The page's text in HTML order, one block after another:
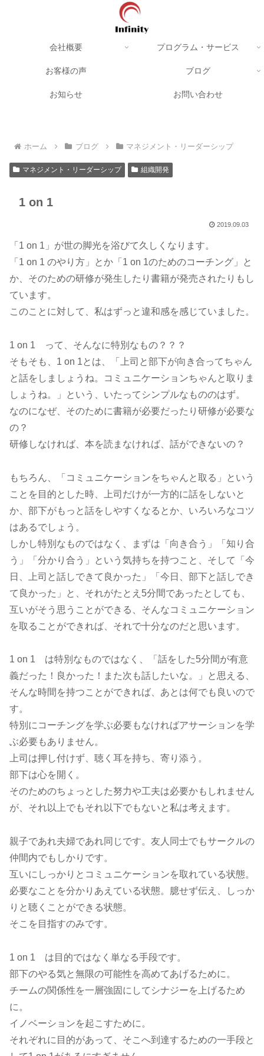
会社概要 プログラム・サービス
お客様の声 ブログ
お知らせ お問い合わせ
ホーム ブログ マネジメント・リーダーシップ
マネジメント・リーダーシップ 組織開発
1 on 1
2019.09.03
「1 on 1」が世の脚光を浴びて久しくなります。
「1 on 1 のやり方」とか「1 on 1のためのコーチング」と
か、そのための研修が発生したり書籍が発売されたりもし
ています。
このことに対して、私はずっと違和感を感じていました。
1 on 1 って、そんなに特別なもの？？？
そもそも、1 on 1とは、「上司と部下が向き合ってちゃん
と話をしましょうね。コミュニケーションちゃんと取りま
しょうね。」という、いたってシンプルなもののはず。
なのになぜ、そのために書籍が必要だったり研修が必要な
の？
研修しなければ、本を読まなければ、話ができないの？
もちろん、「コミュニケーションをちゃんと取る」という
ことを目的とした時、上司だけが一方的に話をしないと
か、部下がもっと話をしやすくなるとか、いろいろなコツ
はあるでしょう。
しかし特別なものではなく、まずは「向き合う」「知り合
う」「分かり合う」という気持ちを持つこと、そして「今
日、上司と話しできて良かった」「今日、部下と話しでき
て良かった」と、それがたとえ5分間であったとしても、
互いがそう思うことができる、そんなコミュニケーション
を取ることができれば、それで十分なのだと思います。
1 on 1 は特別なものではなく、「話をした5分間が有意
義だった！良かった！また次も話したいな。」と思える、
そんな時間を持つことができれば、あとは何でも良いので
す。
特別にコーチングを学ぶ必要もなければアサーションを学
ぶ必要もありません。
上司は押し付けず、聴く耳を持ち、寄り添う。
部下は心を開く。
そのためのちょっとした努力や工夫は必要かもしれません
が、それ以上でもそれ以下でもないと私は考えます。
親子であれ夫婦であれ同じです。友人同士でもサークルの
仲間内でもしかりです。
互いにしっかりとコミュニケーションを取れている状態。
必要なことを分かりあえている状態。臆せず伝え、しっか
りと聴くことができる状態。
そこを目指すのみです。
1 on 1 は目的ではなく単なる手段です。
部下のやる気と無限の可能性を高めてあげるために。
チームの関係性を一層強固にしてシナジーを上げるため
に。
イノベーションを起こすために。
それぞれに目的があって、そこへ到達するための一手段と